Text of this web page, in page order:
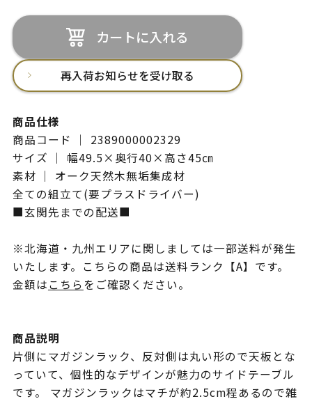
カートに入れる
再入荷お知らせを受け取る
商品仕様
商品コード ｜ 2389000002329
サイズ ｜ 幅49.5×奥行40×高さ45㎝
素材 ｜ オーク天然木無垢集成材
全ての組立て(要プラスドライバー)
■玄関先までの配送■
※北海道・九州エリアに関しましては一部送料が発生
いたします。こちらの商品は送料ランク【A】です。
金額はこちらをご確認ください。
商品説明
片側にマガジンラック、反対側は丸い形ので天板とな
っていて、個性的なデザインが魅力のサイドテーブル
です。 マガジンラックはマチが約2.5cm程あるので雑